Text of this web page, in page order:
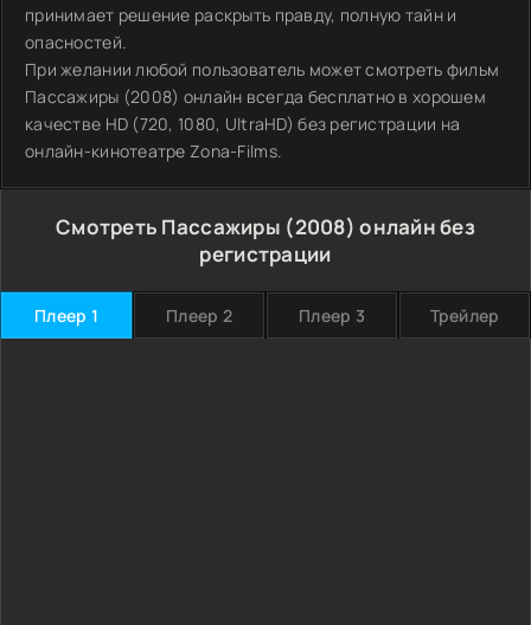
принимает решение раскрыть правду, полную тайн и
опасностей.
При желании любой пользователь может смотреть фильм
Пассажиры (2008) онлайн всегда бесплатно в хорошем
качестве HD (720, 1080, UltraHD) без регистрации на
онлайн-кинотеатре Zona-Films.
Смотреть Пассажиры (2008) онлайн без
регистрации
Плеер 1 Плеер 2 Плеер 3 Трейлер